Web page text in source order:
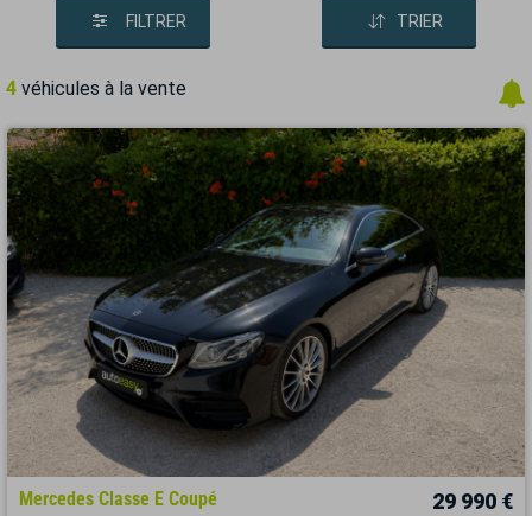
FILTRER TRIER
4 véhicules à la vente
Mercedes Classe E Coupé 29 990 €